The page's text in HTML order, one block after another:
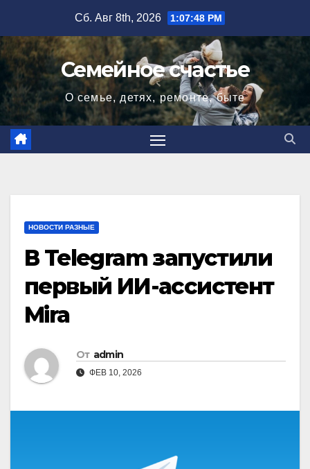
содержимому
Сб. Авг 8th, 2026 1:07:49 PM
Семейное счастье
О семье, детях, ремонте, быте
НОВОСТИ РАЗНЫЕ
В Telegram запустили
первый ИИ-ассистент
Mira
От admin
ФЕВ 10, 2026